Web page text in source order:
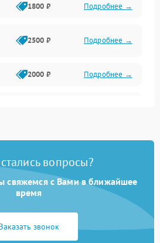
1800 ₽ Подробнее →
2500 ₽ Подробнее →
2000 ₽ Подробнее →
2100 ₽ Подробнее →
1700 ₽
вопросы?
свяжемся с Вами в ближайшее
время
звонок